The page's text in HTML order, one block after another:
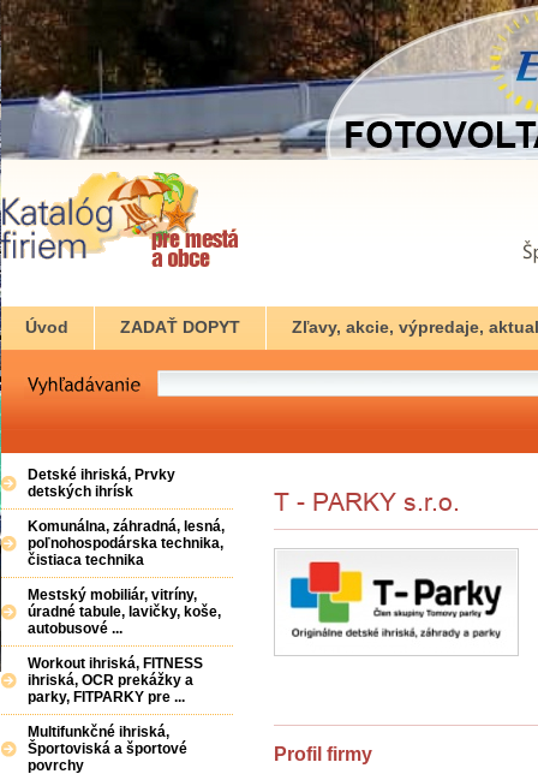
Úvod ZADAŤ DOPYT Zľavy, akcie, výpredaje,
Profil firmy
Detské ihriská, Prvky
detských ihrísk
Komunálna, záhradná, lesná,
poľnohospodárska technika,
čistiaca technika
Mestský mobiliár, vitríny,
úradné tabule, lavičky, koše,
autobusové ...
Workout ihriská, FITNESS
ihriská, OCR prekážky a
parky, FITPARKY pre ...
Multifunkčné ihriská,
Športoviská a športové
povrchy